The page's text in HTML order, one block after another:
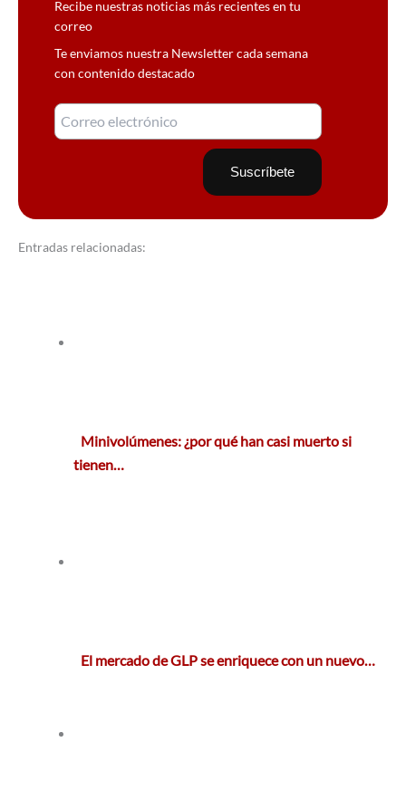
Recibe nuestras noticias más recientes en tu
correo
Te enviamos nuestra Newsletter cada semana
con contenido destacado
Entradas relacionadas:
Minivolúmenes: ¿por qué han casi muerto si
tienen…
El mercado de GLP se enriquece con un nuevo…